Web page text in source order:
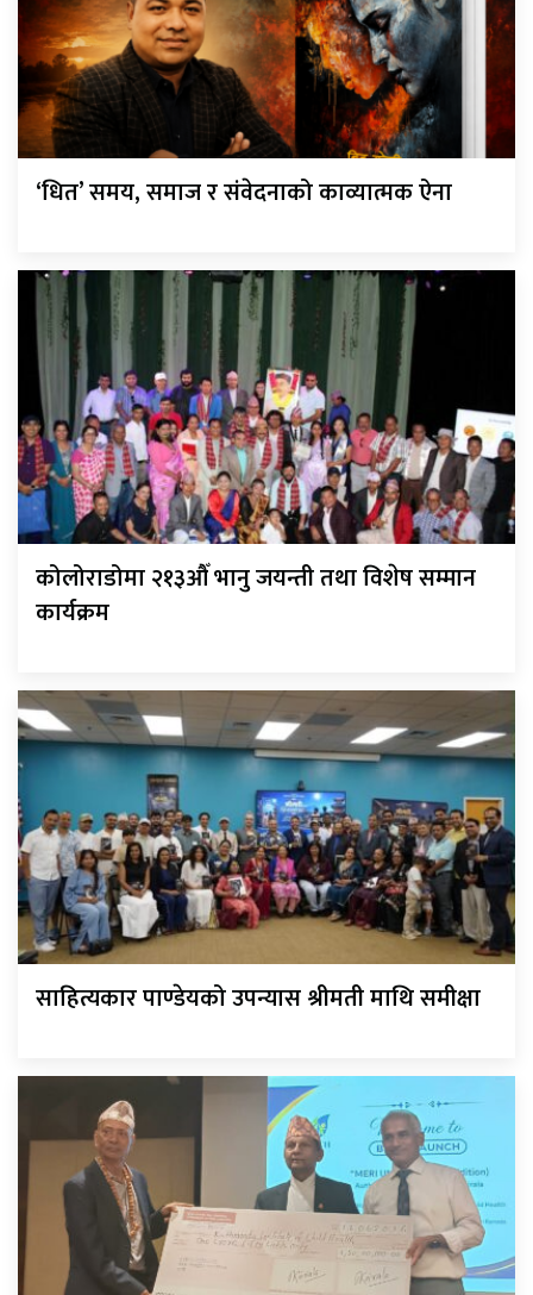
‘धित’ समय, समाज र संवेदनाको काव्यात्मक ऐना
कोलोराडोमा २१३औँ भानु जयन्ती तथा विशेष सम्मान
कार्यक्रम
साहित्यकार पाण्डेयको उपन्यास श्रीमती माथि समीक्षा